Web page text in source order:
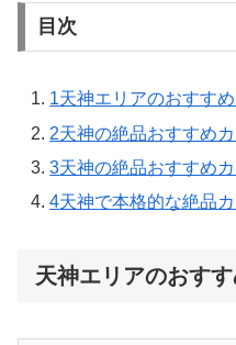
目次
1天神エリアのおすす
2天神の絶品おすすめ
3天神の絶品おすすめ
4天神で本格的な絶品
天神エリアのおす